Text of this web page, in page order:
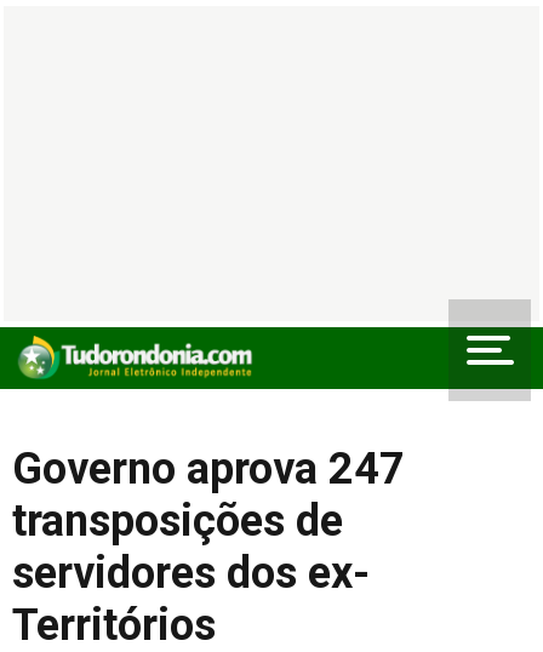
Governo aprova 247
transposições de
servidores dos ex-
Territórios